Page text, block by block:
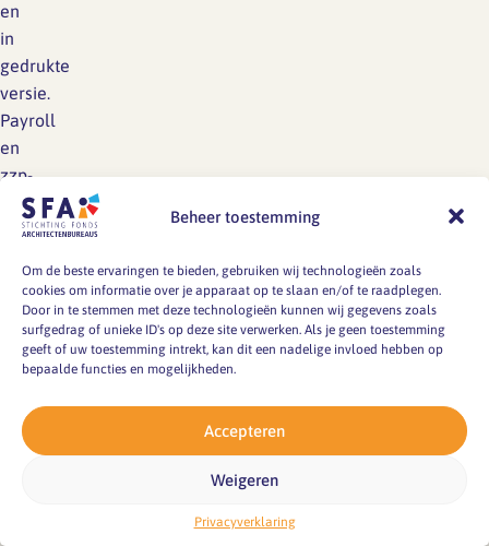
Beheer toestemming
Om de beste ervaringen te bieden, gebruiken wij technologieën zoals
cookies om informatie over je apparaat op te slaan en/of te raadplegen.
Door in te stemmen met deze technologieën kunnen wij gegevens zoals
surfgedrag of unieke ID's op deze site verwerken. Als je geen toestemming
geeft of uw toestemming intrekt, kan dit een nadelige invloed hebben op
bepaalde functies en mogelijkheden.
Accepteren
Weigeren
Privacyverklaring
en
in
gedrukte
versie.
Payroll
en
zzp-
schap
komen
voor,
detachering
ook
laag.